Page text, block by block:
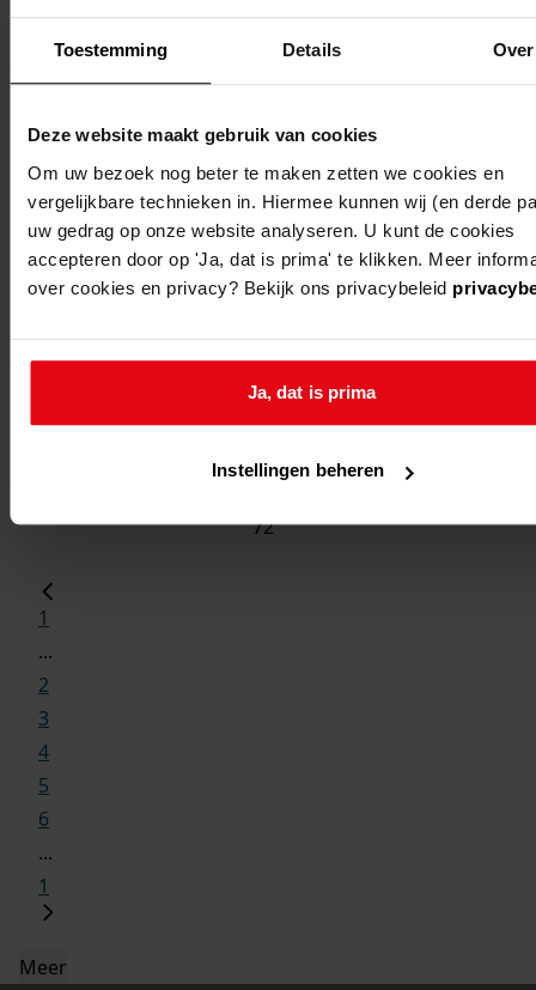
Toestemming Details Over
Deze website maakt gebruik van cookies
Om uw bezoek nog beter te maken zetten we cookies en
vergelijkbare technieken in. Hiermee kunnen wij (en derde
uw gedrag op onze website analyseren. U kunt de cookies
accepteren door op 'Ja, dat is prima' te klikken. Meer
over cookies en privacy? Bekijk ons privacybeleid
Ja, dat is prima
Instellingen beheren
1
gemeente adres
noorder-
koggenland
abbekerk,
druijfplaats
20, 22, 24, 26,
28, 30, 32, 34,
abbekerk,
zandvoortwijk
48, 50, 52, 54,
56, 58, 60, 62,
72
bouwen van 23
(druijfplaats 20 -
even,
1
...
2
3
4
5
6
...
1
Meer